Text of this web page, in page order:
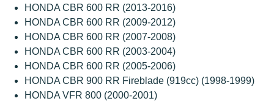
HONDA CBR 600 RR (2013-2016)
HONDA CBR 600 RR (2009-2012)
HONDA CBR 600 RR (2007-2008)
HONDA CBR 600 RR (2003-2004)
HONDA CBR 600 RR (2005-2006)
HONDA CBR 900 RR Fireblade (919сс) (1998-1999)
HONDA VFR 800 (2000-2001)